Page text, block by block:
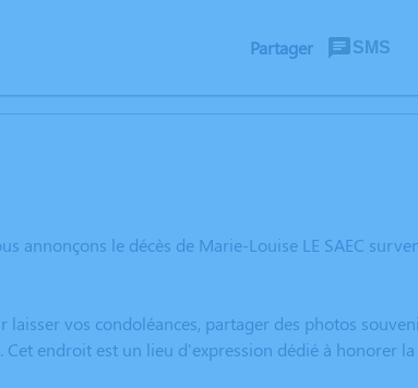
Partager SMS
annonçons le décès de Marie-Louise LE SAEC
vos condoléances, partager des photos
Cet endroit est un lieu d'expression dédié à honorer